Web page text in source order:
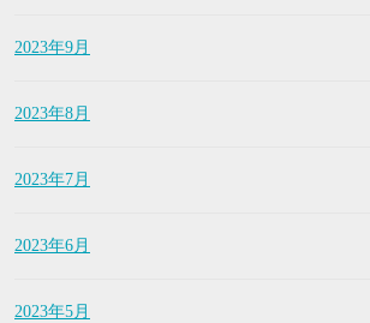
2023年9月
2023年8月
2023年7月
2023年6月
2023年5月